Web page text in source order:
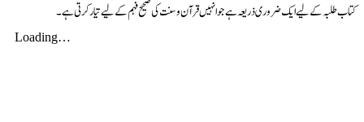
کتاب طلبہ کے لیے ایک ضروری ذریعہ ہے جو انہیں قرآن و سنت کی صحیح فہم کے لیے تیار کرتی ہے۔